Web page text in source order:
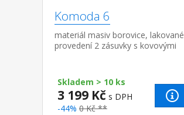
Komoda 6
materiál masiv borovice, lakované
provedení 2 zásuvky s kovovými
Skladem > 10 ks
3 199 Kč s DPH
-44% 0 Kč **